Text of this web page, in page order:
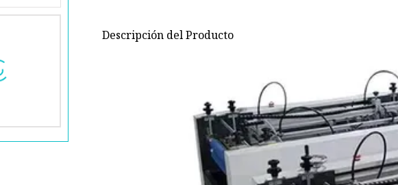
Descripción del Producto